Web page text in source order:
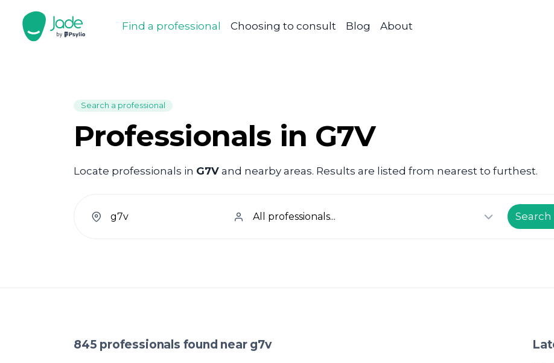
Find a professional Choosing to consult Blog About
Search a professional
Professionals in G7V
Locate professionals in G7V and nearby areas. Results are listed from nearest to furthest.
welcome.search.find.subtitle
845 professionals found near g7v